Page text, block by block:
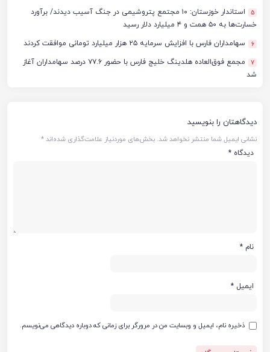
5
استاندار خوزستان: ۱۰ مجتمع پتروشیمی در جنگ آسیب دیدند/ برآورد
خسارت‌ها به ۵۰ همت و ۴ میلیارد دلار رسید
6 سهامداران فارس با افزایش سرمایه ۲۵ هزار میلیارد تومانی موافقت کردند
7
مجمع فوق‌العاده هلدینگ خلیج فارس با حضور ۷۷.۶ درصد سهامداران آغاز
شد
دیدگاهتان را بنویسید
نشانی ایمیل شما منتشر نخواهد شد. بخش‌های موردنیاز علامت‌گذاری شده‌اند*
دیدگاه *
نام *
ایمیل *
ذخیره نام، ایمیل و وبسایت من در مرورگر برای زمانی که دوباره دیدگاهی می‌نویسم.